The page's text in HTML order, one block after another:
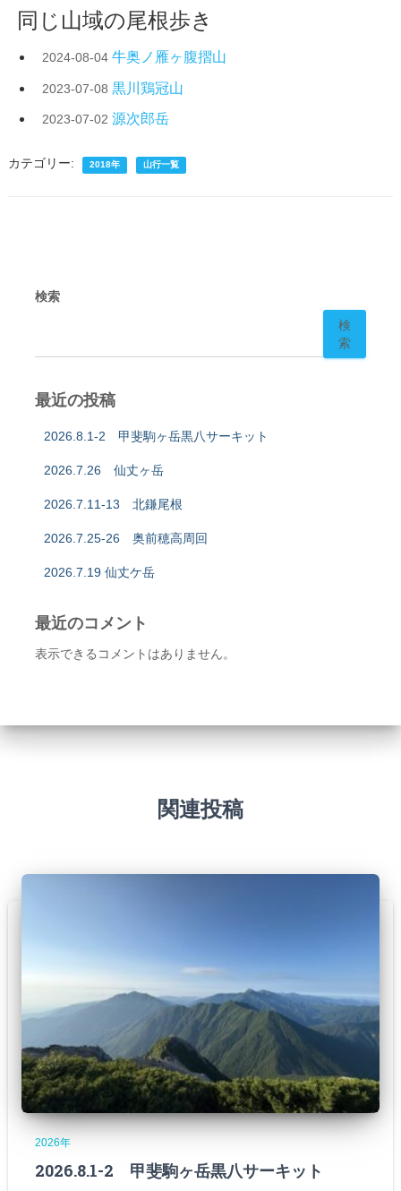
同じ山域の尾根歩き
2024-08-04 牛奥ノ雁ヶ腹摺山
2023-07-08 黒川鶏冠山
2023-07-02 源次郎岳
カテゴリー: 2018年 山行一覧
検索
検
索
最近の投稿
2026.8.1-2 甲斐駒ヶ岳黒八サーキット
2026.7.26 仙丈ヶ岳
2026.7.11-13 北鎌尾根
2026.7.25-26 奥前穂高周回
2026.7.19 仙丈ケ岳
最近のコメント
表示できるコメントはありません。
関連投稿
2026年
2026.8.1-2 甲斐駒ヶ岳黒八サーキット